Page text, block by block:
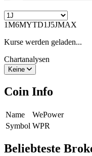
1M6MYTD1J5JMAX
Kurse werden geladen...
Chartanalysen
Keine
Coin Info
Name
WePower
Symbol WPR
Beliebteste